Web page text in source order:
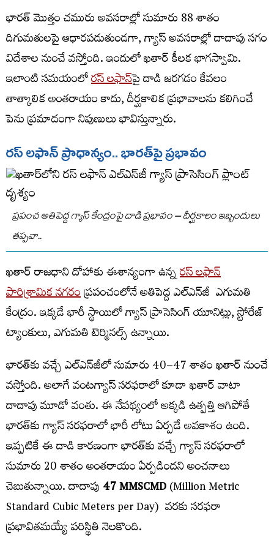
భారత్ మొత్తం చమురు అవసరాల్లో సుమారు 88 శాతం
దిగుమతులపై ఆధారపడుతుండగా, గ్యాస్ అవసరాల్లో దాదాపు సగం
విదేశాల నుంచే వస్తోంది. ఇందులో ఖతార్ కీలక భాగస్వామి.
ఇలాంటి సమయంలోరస్ లఫాన్‌పై దాడి జరగడం కేవలం
తాత్కాలిక అంతరాయం కాదు, దీర్ఘకాలిక ప్రభావాలను కలిగించే
పెను ప్రమాదంగా నిపుణులు భావిస్తున్నారు.
రస్ లఫాన్ ప్రాధాన్యం.. భారత్పైప్రభావం
ప్రపంచ అతిపెద్ద గ్యాస్ కేంద్రంపై దాడి ప్రభావం – దీర్ఘకాలం ఇబ్బందులు
తప్పవా..
ఖతార్ రాజధాని దోహాకు ఈశాన్యంగా ఉన్నరస్ లఫాన్
పారిశ్రామిక నగరంప్రపంచంలోనే అతిపెద్ద ఎల్​ఎన్​జీ ఎగుమతి
కేంద్రం. ఇక్కడే భారీ స్థాయిలో గ్యాస్ ప్రాసెసింగ్ యూనిట్లు, స్టోరేజ్
ట్యాంకులు, ఎగుమతి టెర్మినల్స్ ఉన్నాయి.
భారత్‌కు వచ్చే ఎల్​ఎన్​జీలో సుమారు 40–47 శాతం ఖతార్ నుంచే
వస్తోంది. అలాగే వంటగ్యాస్​ సరఫరాలో కూడా ఖతార్ వాటా
దాదాపు మూడో వంతు. ఈ నేపథ్యంలో అక్కడి ఉత్పత్తి ఆగిపోతే
భారత్‌కు గ్యాస్ సరఫరాలో భారీ లోటు ఏర్పడే అవకాశం ఉంది.
ఇప్పటికే ఈ దాడి కారణంగా భారత్‌కు వచ్చే గ్యాస్ సరఫరాలో
సుమారు 20 శాతం అంతరాయం ఏర్పడిందని అంచనాలు
చెబుతున్నాయి. దాదాపు47 MMSCMD(Million Metric
Standard Cubic Meters per Day) వరకు సరఫరా
ప్రభావితమయ్యే పరిస్థితి నెలకొంది.